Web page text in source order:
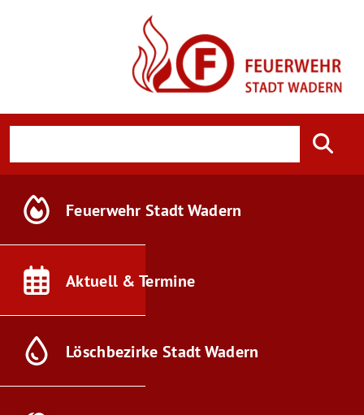
Feuerwehr Stadt Wadern
Aktuell & Termine
Löschbezirke Stadt Wadern